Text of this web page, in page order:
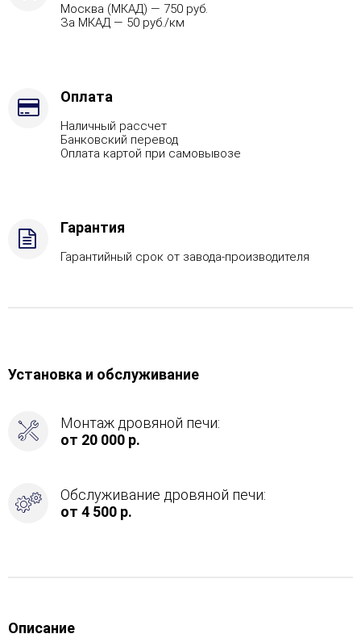
Москва (МКАД) — 750 руб.
За МКАД — 50 руб./км
Оплата
Наличный рассчет
Банковский перевод
Оплата картой при самовывозе
Гарантия
Гарантийный срок от завода-производителя
Установка и обслуживание
Монтаж дровяной печи:
от 20 000 р.
Обслуживание дровяной печи:
от 4 500 р.
Описание